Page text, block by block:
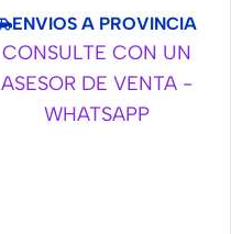
ENVIOS A PROVINCIA
CONSULTE CON UN
ASESOR DE VENTA -
WHATSAPP